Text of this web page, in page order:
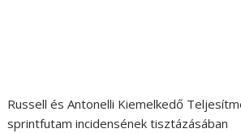
Russell és Antonelli Kiemelkedő
sprintfutam incidensének tisztázásában